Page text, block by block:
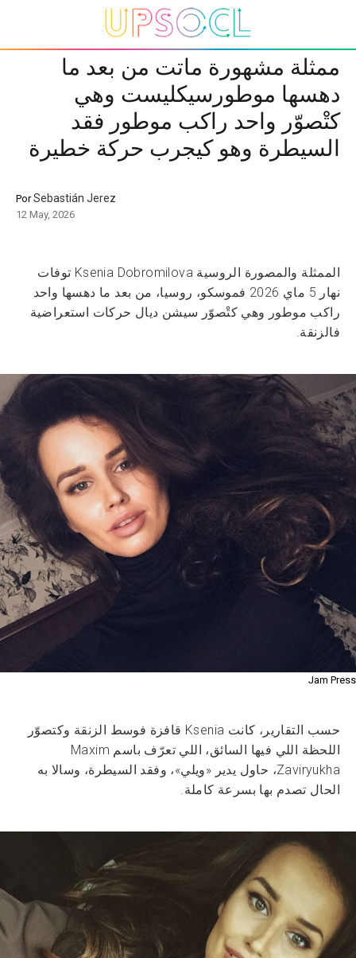
ممثلة مشهورة ماتت من بعد ما
دهسها موطورسيكليست وهي
كتْصوّر واحد راكب موطور فقد
السيطرة وهو كيجرب حركة خطيرة
PorSebastián Jerez
12 May, 2026
الممثلة والمصورة الروسية Ksenia Dobromilova توفات
نهار 5 ماي 2026 فموسكو، روسيا، من بعد ما دهسها واحد
راكب موطور وهي كتْصوّر سيشن ديال حركات استعراضية
فالزنقة.
Jam Press
حسب التقارير، كانت Ksenia قافزة فوسط الزنقة وكتصوّر
اللحظة اللي فيها السائق، اللي تعرّف باسم Maxim
Zaviryukha، حاول يدير «ويلي»، وفقد السيطرة، وسالا به
الحال تصدم بها بسرعة كاملة.